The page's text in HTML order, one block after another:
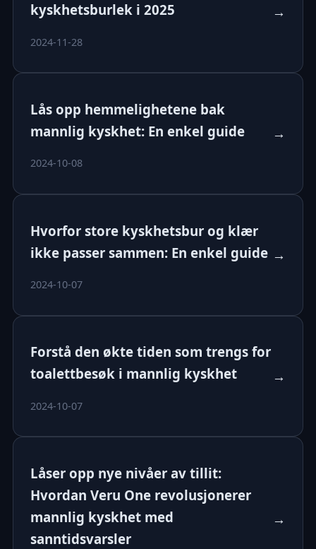
kyskhetsburlek i 2025
2024-11-28
→
Lås opp hemmelighetene bak
mannlig kyskhet: En enkel guide
2024-10-08
→
Hvorfor store kyskhetsbur og klær
ikke passer sammen: En enkel guide
2024-10-07
→
Forstå den økte tiden som trengs for
toalettbesøk i mannlig kyskhet
2024-10-07
→
Låser opp nye nivåer av tillit:
Hvordan Veru One revolusjonerer
mannlig kyskhet med
sanntidsvarsler
→